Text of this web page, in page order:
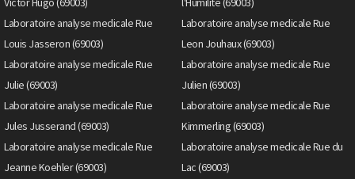
Laboratoire analyse medicale Rue
Louis Jasseron (69003)
Laboratoire analyse medicale Rue
Leon Jouhaux (69003)
Laboratoire analyse medicale Rue
Julie (69003)
Laboratoire analyse medicale Rue
Julien (69003)
Laboratoire analyse medicale Rue
Jules Jusserand (69003)
Laboratoire analyse medicale Rue
Kimmerling (69003)
Laboratoire analyse medicale Rue
Jeanne Koehler (69003)
Laboratoire analyse medicale Rue du
Lac (69003)